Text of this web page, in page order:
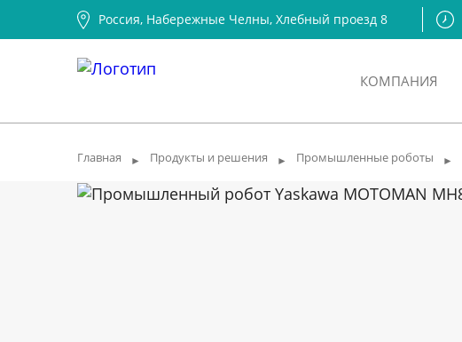
Россия, Набережные Челны, Хлебный проезд 8
КОМПАНИЯ
Главная ► Продукты и решения ► Промышленные роботы ►